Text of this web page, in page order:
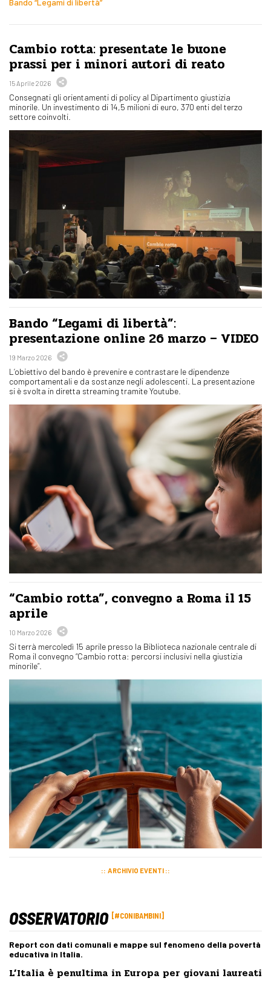
Cambio rotta: presentate le buone
prassi per i minori autori di reato
15 Aprile 2026
Consegnati gli orientamenti di policy al Dipartimento giustizia
minorile. Un investimento di 14,5 milioni di euro, 370 enti del terzo
settore coinvolti.
Bando “Legami di libertà”:
presentazione online 26 marzo – VIDEO
19 Marzo 2026
L’obiettivo del bando è prevenire e contrastare le dipendenze
comportamentali e da sostanze negli adolescenti. La presentazione
si è svolta in diretta streaming tramite Youtube.
“Cambio rotta”, convegno a Roma il 15
aprile
10 Marzo 2026
Si terrà mercoledì 15 aprile presso la Biblioteca nazionale centrale di
Roma il convegno “Cambio rotta: percorsi inclusivi nella giustizia
minorile”.
ARCHIVIO EVENTI
OSSERVATORIO #CONIBAMBINI
Report con dati comunali e mappe sul fenomeno della povertà
educativa in Italia.
L’Italia è penultima in Europa per giovani laureati